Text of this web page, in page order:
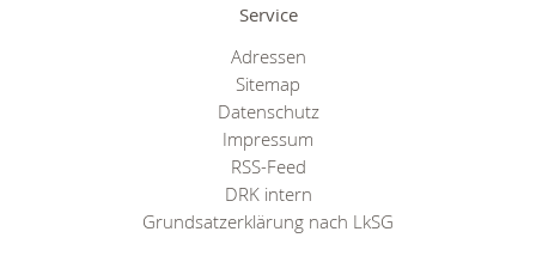
Service
Adressen
Sitemap
Datenschutz
Impressum
RSS-Feed
DRK intern
Grundsatzerklärung nach LkSG